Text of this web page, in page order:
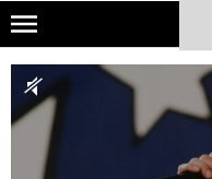
Skip
main
content
NATIONAL GEOGRAPHIC
TRAVELER
PODCASTY